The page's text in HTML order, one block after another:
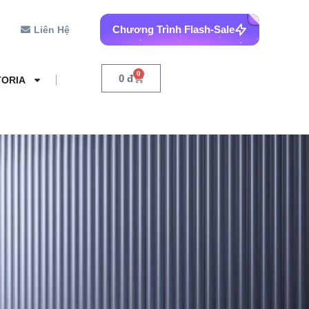
Liên Hệ Chương Trình Flash-Sale
0 đ 0